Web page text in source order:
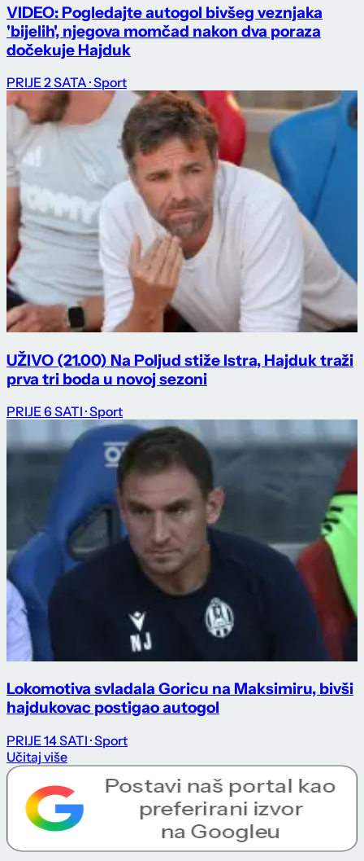
VIDEO: Pogledajte autogol bivšeg veznjaka
'bijelih', njegova momčad nakon dva poraza
dočekuje Hajduk
PRIJE 2 SATA · Sport
UŽIVO (21.00) Na Poljud stiže Istra, Hajduk traži
prva tri boda u novoj sezoni
PRIJE 6 SATI · Sport
Lokomotiva svladala Goricu na Maksimiru, bivši
hajdukovac postigao autogol
PRIJE 14 SATI · Sport
Učitaj više